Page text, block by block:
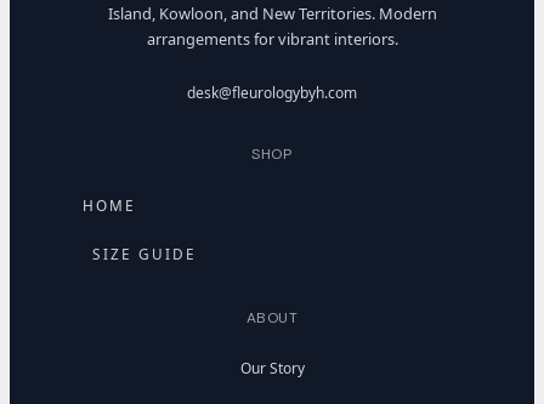
Island, Kowloon, and New Territories. Modern
arrangements for vibrant interiors.
desk@fleurologybyh.com
SHOP
HOME
SIZE GUIDE
ABOUT
Our Story